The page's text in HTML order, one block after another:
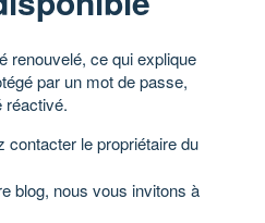
renouvelé, ce qui explique
par un mot de passe,
réactivé.
le propriétaire du
blog, nous vous invitons à